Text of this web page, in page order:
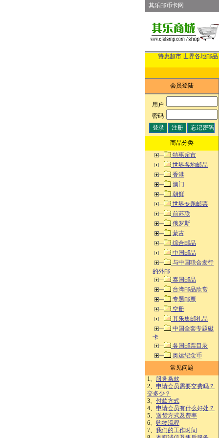
其乐邮币卡网
特惠超市 世界各地邮品
会员登陆
用户:
密码:
商品分类
特惠超市
世界各地邮品
香港
澳门
朝鲜
世界专题邮票
前苏联
俄罗斯
蒙古
综合邮品
中国邮品
与中国联合发行
的外邮
泰国邮品
台湾邮品欣赏
专题邮票
空册
其乐集邮礼品
中国全套专题磁
卡
各国邮票目录
奥运纪念币
常见问题
1、 服务条款
2、 申请会员需要交费吗？
交多少？
3、 付款方式
4、 申请会员有什么好处？
5、 送货方式及费率
6、 购物流程
7、 我们的工作时间